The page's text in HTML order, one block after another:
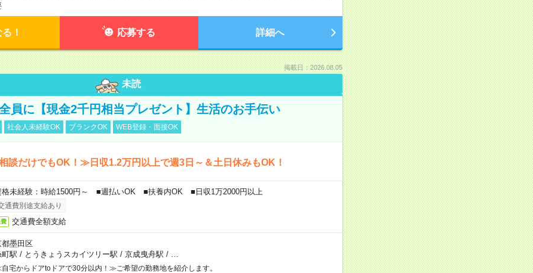
！ 応募する 詳細へ
掲載日：2026.08.05
未読
員に【現金2千円相当プレゼント】生活のお手伝い
社会人未経験OK ブランクOK WEB登録・面接OK
談だけでもOK！≫日収1.2万円以上で週3日～＆土日休みもOK！
格未経験：時給1500円～ ■週払いOK ■扶養内OK ■日収1万2000円以上
通費別途支給あり
交通費全額支給
都墨田区
駅 / とうきょうスカイツリー駅 / 京成曳舟駅 /
宅からドアtoドアで30分以内！≫ご希望の勤務地を紹介します。